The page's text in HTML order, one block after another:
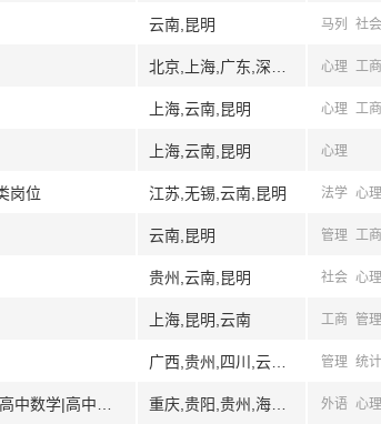
云南,昆明 马列 社会
心理 工商
上海,云南,昆明 心理 工商
上海,云南,昆明 心理
岗位 江苏,无锡,云南,昆明 法学 心理
云南,昆明 管理 工商
贵州,云南,昆明 社会 心理
上海,昆明,云南 工商 管理
管理 统计
外语 心理